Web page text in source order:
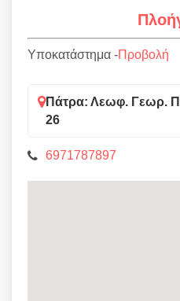
Υποκατάστημα -Προβολή
Πάτρα: Λεωφ. Γεωρ.
26
6971787897